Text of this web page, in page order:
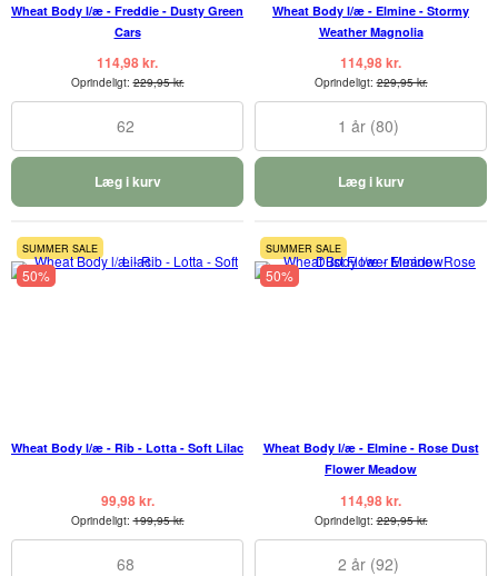
Wheat Body l/æ - Freddie - Dusty Green
Cars
114,98 kr.
Oprindeligt:229,95 kr.
62
Læg i kurv
Wheat Body l/æ - Elmine - Stormy
Weather Magnolia
114,98 kr.
Oprindeligt:229,95 kr.
1 år (80)
Læg i kurv
SUMMER SALE
50%
Wheat Body l/æ - Rib - Lotta - Soft Lilac
99,98 kr.
Oprindeligt:199,95 kr.
68
SUMMER SALE
50%
Wheat Body l/æ - Elmine - Rose Dust
Flower Meadow
114,98 kr.
Oprindeligt:229,95 kr.
2 år (92)